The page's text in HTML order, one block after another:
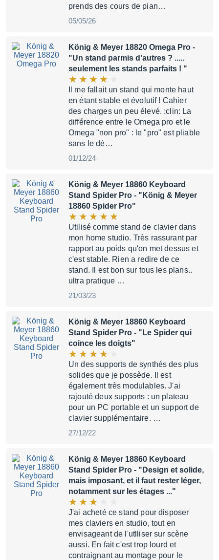
prends des cours de pian…
05/05/26
König & Meyer 18820 Omega Pro -
"Un stand parmis d'autres ? .....
seulement les stands parfaits ! "
Il me fallait un stand qui monte haut
en étant stable et évolutif ! Cahier
des charges un peu élevé. :clin: La
différence entre le Omega pro et le
Omega "non pro" : le "pro" est pliable
sans le dé…
01/12/24
König & Meyer 18860 Keyboard
Stand Spider Pro - "König & Meyer
18860 Spider Pro"
Utilisé comme stand de clavier dans
mon home studio. Très rassurant par
rapport au poids qu'on met dessus et
c'est stable. Rien a redire de ce
stand. Il est bon sur tous les plans..
ultra pratique …
21/03/23
König & Meyer 18860 Keyboard
Stand Spider Pro - "Le Spider qui
coince les doigts"
Un des supports de synthés des plus
solides que je possède. Il est
également très modulables. J'ai
rajouté deux supports : un plateau
pour un PC portable et un support de
clavier supplémentaire. …
27/12/22
König & Meyer 18860 Keyboard
Stand Spider Pro - "Design et solide,
mais imposant, et il faut rester léger,
notamment sur les étages ..."
J'ai acheté ce stand pour disposer
mes claviers en studio, tout en
envisageant de l'utlliser sur scène
aussi. En fait c'est trop lourd et
contraignant au montage pour le